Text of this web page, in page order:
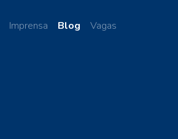
Imprensa Blog Vagas